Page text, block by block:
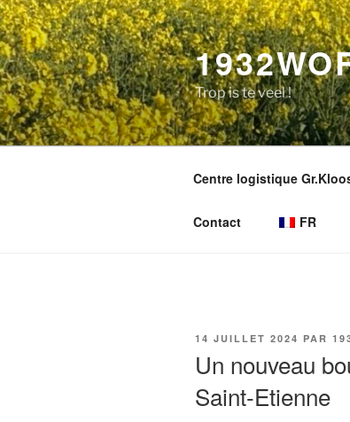
Aller
au
contenu
principal
Trop is te veel !
Centre logistique
Contact FR
PUBLIÉ
14 JUILLET 2024 PAR
Un nouveau
Saint-Etienne